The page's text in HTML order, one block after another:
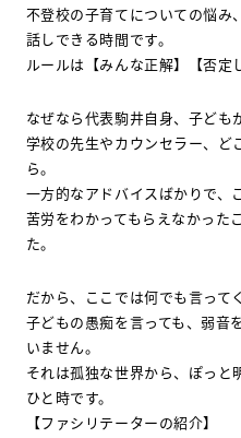
不登校の子育てについての悩み
話しできる時間です。
ルールは【みんな正解】【否定
なぜなら代表駒井自身、子ども
学校の先生やカウンセラー、ど
ら。
一方的なアドバイスばかりで、
苦労をわかってもらえなかった
た。
だから、ここでは何でも言って
子どもの愚痴を言っても、弱音
いません。
それは孤独な世界から、ぽっと
ひと時です。
【ファシリテーターの紹介】